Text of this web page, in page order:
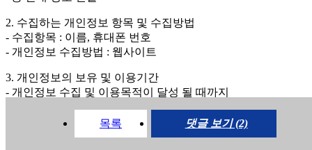
목록 댓글 보기 (2)
비자 불만 또는 분쟁처리를 위해 3년간 보관합니다.
4. 신청자는 개인정보 수집·이용을 거부할 수 있습니다. 단, 거부의
경우에는 상담 신청이 제한됩니다.
2. 수집하는 개인정보 항목 및 수집방법
- 수집항목 : 이름, 휴대폰 번호
- 개인정보 수집방법 : 웹사이트
3. 개인정보의 보유 및 이용기간
- 개인정보 수집 및 이용목적이 달성 될 때까지